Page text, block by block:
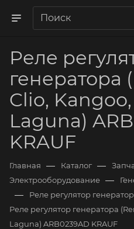
Реле
генератора
Clio,
Laguna)
KRAUF
Главная — Каталог —
Электрооборудование —
— Реле регулятор
Реле регулятор генератора
Laguna) ARB0239AD KRAUF